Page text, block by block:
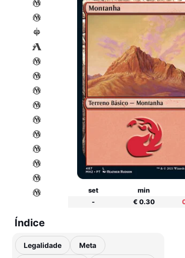
set min
-
€ 0.30
Índice
Legalidade Meta